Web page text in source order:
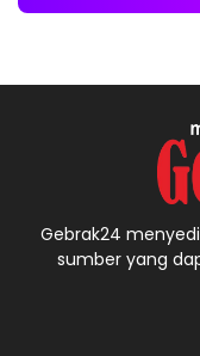
Gebrak24
sumber yang